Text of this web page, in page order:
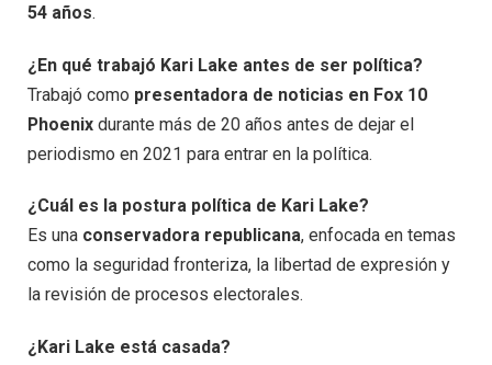
54 años.
¿En qué trabajó Kari Lake antes de ser política?
Trabajó como presentadora de noticias en Fox 10
Phoenix durante más de 20 años antes de dejar el
periodismo en 2021 para entrar en la política.
¿Cuál es la postura política de Kari Lake?
Es una conservadora republicana, enfocada en temas
como la seguridad fronteriza, la libertad de expresión y
la revisión de procesos electorales.
¿Kari Lake está casada?